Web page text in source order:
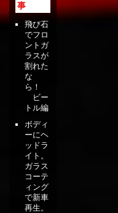
事
飛び石
でフロ
ントガ
ラスが
割れた
な
ら！
ビー
トル編
ボディ
ーにヘ
ッドラ
イト。
ガラス
コーテ
ィング
で新車
再生。